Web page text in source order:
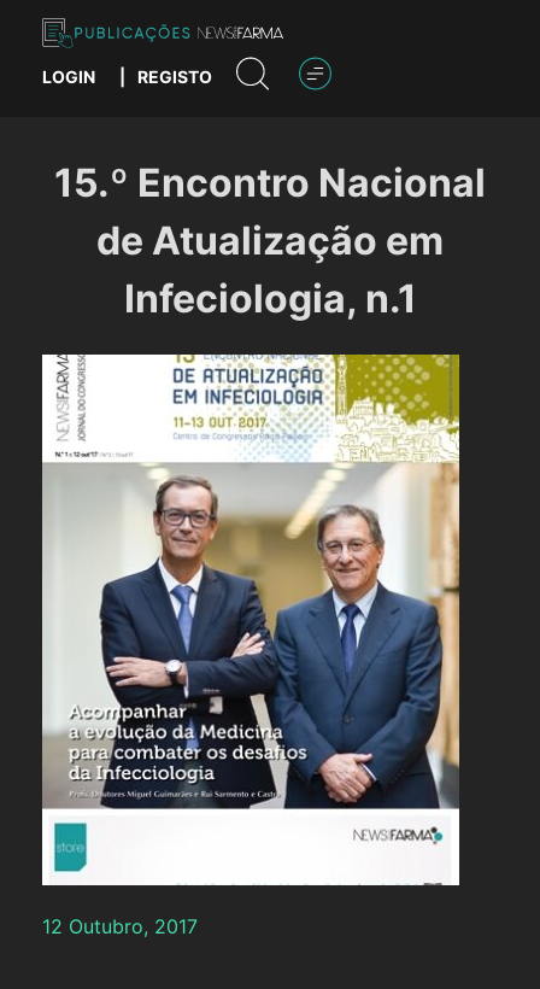
content
Publicações News Farma
LOGIN REGISTO
15.º Encontro Nacional
de Atualização em
Infeciologia, n.1
12 Outubro, 2017